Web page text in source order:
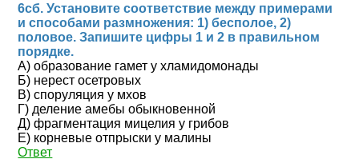
6сб. Установите соответствие между примерами
и способами размножения: 1) бесполое, 2)
половое. Запишите цифры 1 и 2 в правильном
порядке.
А) образование гамет у хламидомонады
Б) нерест осетровых
В) споруляция у мхов
Г) деление амебы обыкновенной
Д) фрагментация мицелия у грибов
Е) корневые отпрыски у малины
Ответ